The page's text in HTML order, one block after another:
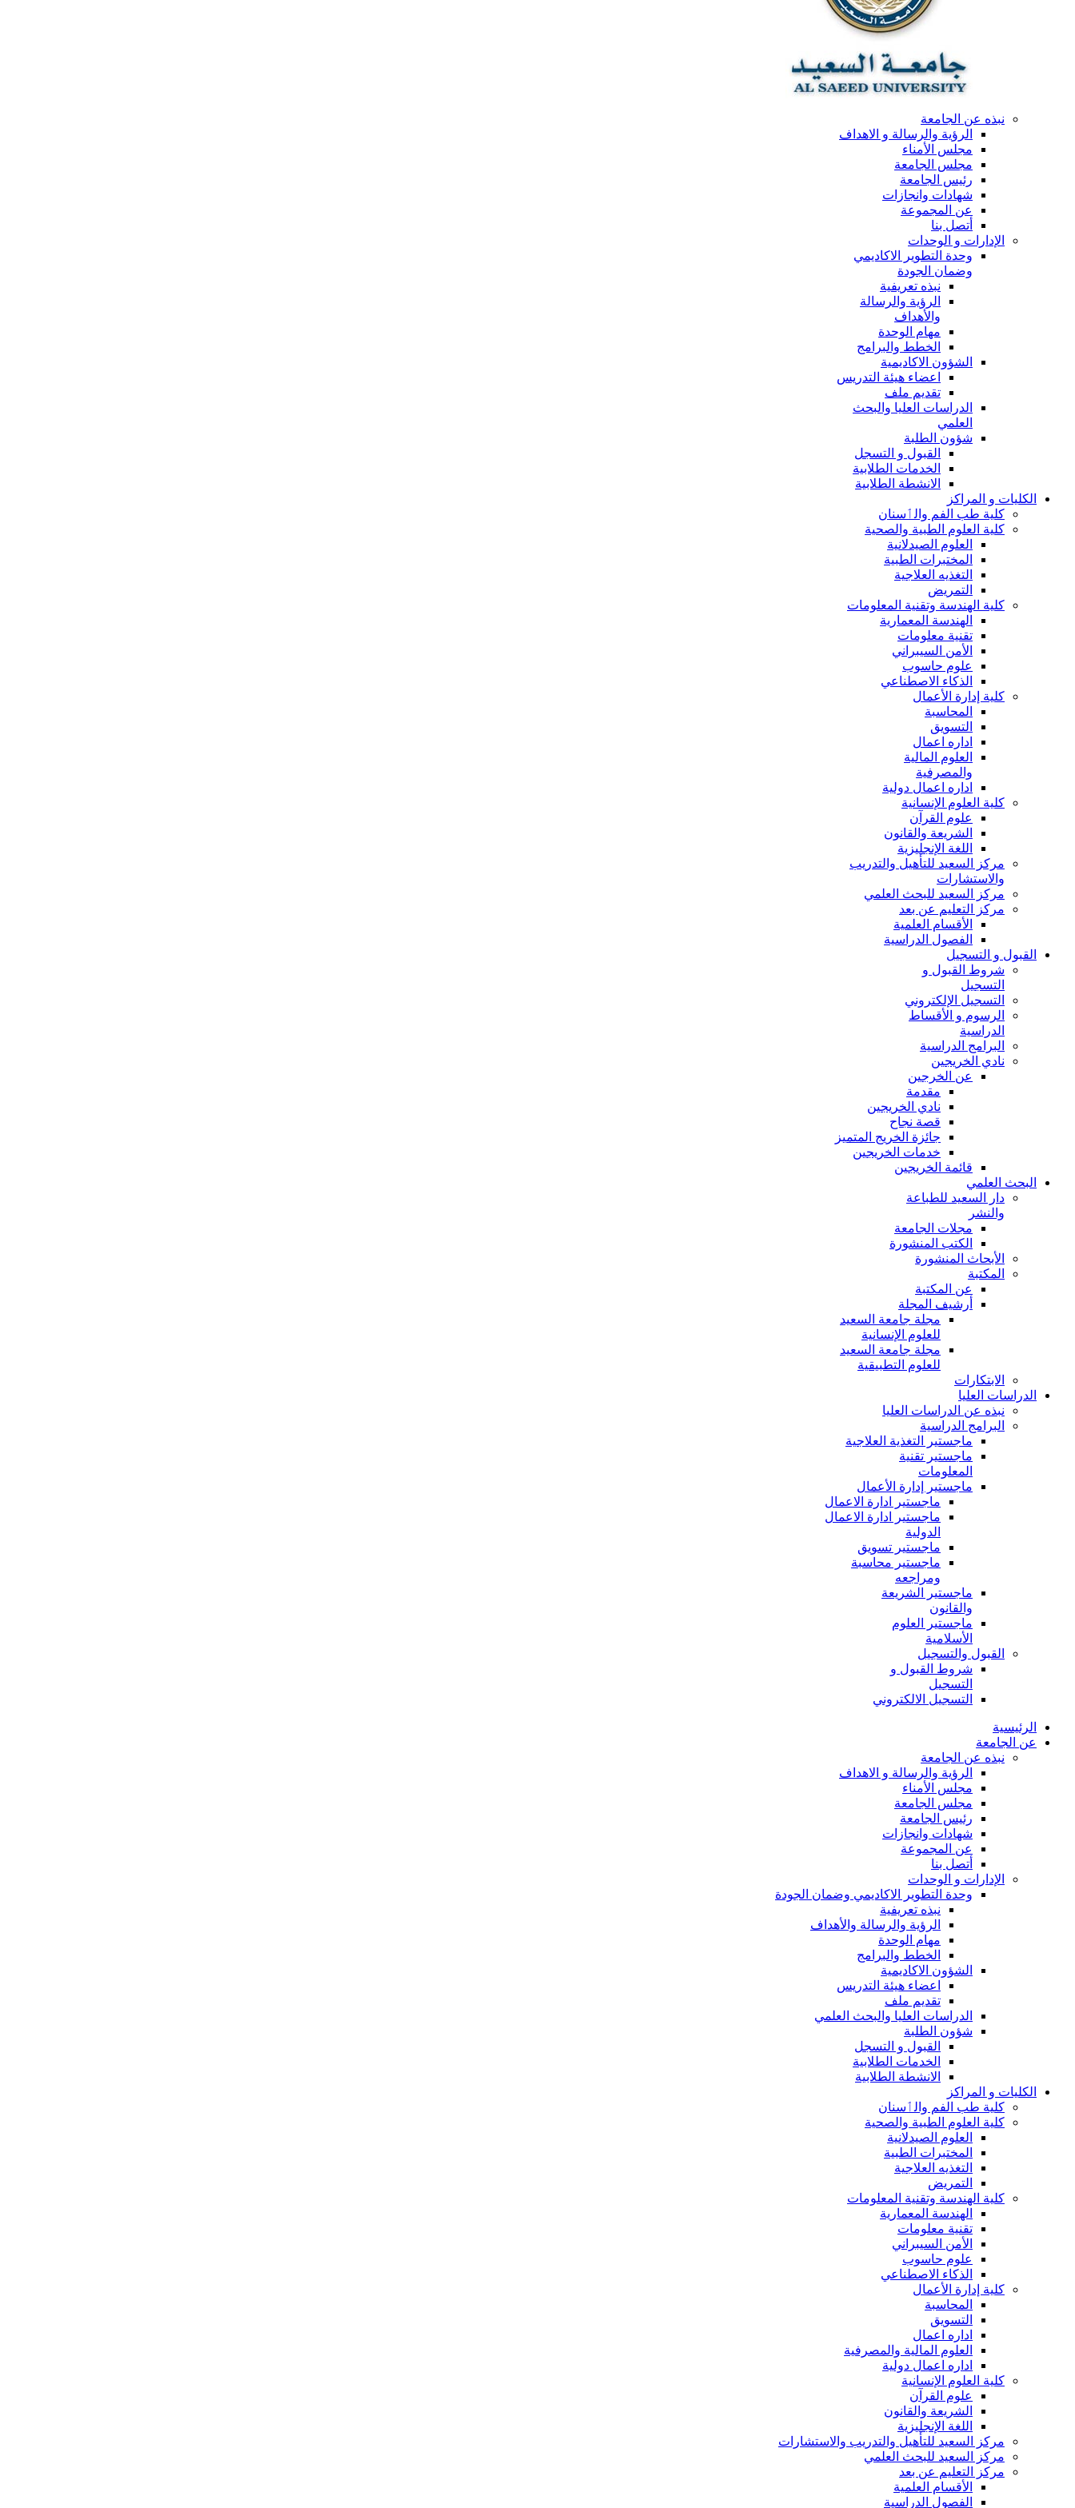
نبذه عن الجامعة
الرؤية والرسالة و الاهداف
مجلس الأمناء
مجلس الجامعة
رئيس الجامعة
شهادات وانجازات
عن المجموعة
أتصل بنا
الإدارات و الوحدات
وحدة التطوير الاكاديمي
وضمان الجودة
نبذه تعريفية
الرؤية والرسالة
والأهداف
مهام الوحدة
الخطط والبرامج
الشؤون الاكاديمية
اعضاء هيئة التدريس
تقديم ملف
الدراسات العليا والبحث
العلمي
شؤون الطلبة
القبول و التسجل
الخدمات الطلابية
الانشطة الطلابية
الكليات و المراكز
كلية طب الفم والٲسنان
كلية العلوم الطبية والصحية
العلوم الصيدلانية
المختبرات الطبية
التغذيه العلاجية
التمريض
كلية الهندسة وتقنية المعلومات
الهندسة المعمارية
تقنية معلومات
الأمن السيبراني
علوم حاسوب
الذكاء الاصطناعي
كلية إدارة الأعمال
المحاسبة
التسويق
اداره اعمال
العلوم المالية
والمصرفية
اداره اعمال دولية
كلية العلوم الإنسانية
علوم القرآن
الشريعة والقانون
اللغة الإنجليزية
مركز السعيد للتأهيل والتدريب
والاستشارات
مركز السعيد للبحث العلمي
مركز التعليم عن بعد
الأقسام العلمية
الفصول الدراسية
القبول و التسجيل
شروط القبول و
التسجيل
التسجيل الإلكتروني
الرسوم و الأقساط
الدراسية
البرامج الدراسية
نادي الخريجين
عن الخرجين
مقدمة
نادي الخريجين
قصة نجاح
جائزة الخريج المتميز
خدمات الخريجين
قائمة الخريجين
البحث العلمي
دار السعيد للطباعة
والنشر
مجلات الجامعة
الكتب المنشورة
الأبحاث المنشورة
المكتبة
عن المكتبة
أرشيف المجلة
مجلة جامعة السعيد
للعلوم الإنسانية
مجلة جامعة السعيد
للعلوم التطبيقية
الابتكارات
الدراسات العليا
نبذه عن الدراسات العليا
البرامج الدراسية
ماجستير التغذية العلاجية
ماجستير تقنية
المعلومات
ماجستير إدارة الأعمال
ماجستير ادارة الاعمال
ماجستير ادارة الاعمال
الدولية
ماجستير تسويق
ماجستير محاسبة
ومراجعه
ماجستير الشريعة
والقانون
ماجستير العلوم
الأسلامية
القبول والتسجيل
شروط القبول و
التسجيل
التسجيل الالكتروني
الرئيسية
عن الجامعة
نبذه عن الجامعة
الرؤية والرسالة و الاهداف
مجلس الأمناء
مجلس الجامعة
رئيس الجامعة
شهادات وانجازات
عن المجموعة
أتصل بنا
الإدارات و الوحدات
وحدة التطوير الاكاديمي وضمان الجودة
نبذه تعريفية
الرؤية والرسالة والأهداف
مهام الوحدة
الخطط والبرامج
الشؤون الاكاديمية
اعضاء هيئة التدريس
تقديم ملف
الدراسات العليا والبحث العلمي
شؤون الطلبة
القبول و التسجل
الخدمات الطلابية
الانشطة الطلابية
الكليات و المراكز
كلية طب الفم والٲسنان
كلية العلوم الطبية والصحية
العلوم الصيدلانية
المختبرات الطبية
التغذيه العلاجية
التمريض
كلية الهندسة وتقنية المعلومات
الهندسة المعمارية
تقنية معلومات
الأمن السيبراني
علوم حاسوب
الذكاء الاصطناعي
كلية إدارة الأعمال
المحاسبة
التسويق
اداره اعمال
العلوم المالية والمصرفية
اداره اعمال دولية
كلية العلوم الإنسانية
علوم القرآن
الشريعة والقانون
اللغة الإنجليزية
مركز السعيد للتأهيل والتدريب والاستشارات
مركز السعيد للبحث العلمي
مركز التعليم عن بعد
الأقسام العلمية
الفصول الدراسية